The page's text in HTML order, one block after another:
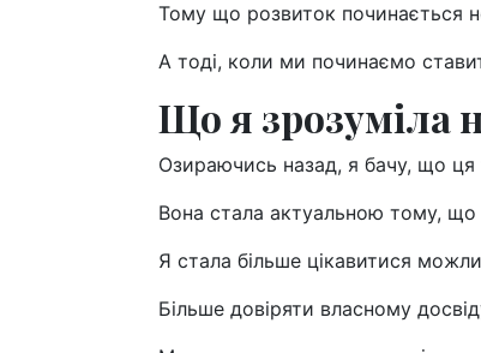
Тому що розвиток починається
А тоді, коли ми починаємо
Що я зрозуміла
Озираючись назад, я бачу, що
Вона стала актуальною тому, що
Я стала більше цікавитися
Більше довіряти власному